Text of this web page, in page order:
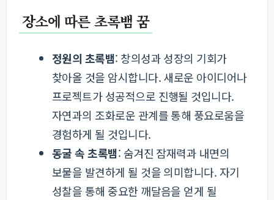
장소에 따른 초록뱀 꿈
정원의 초록뱀: 창의성과 성장의 기회가
찾아올 것을 암시합니다. 새로운 아이디어나
프로젝트가 성공적으로 진행될 것입니다.
자연과의 조화로운 관계를 통해 풍요로움을
경험하게 될 것입니다.
동굴 속 초록뱀: 숨겨진 잠재력과 내면의
보물을 발견하게 될 것을 의미합니다. 자기
성찰을 통해 중요한 깨달음을 얻게 될